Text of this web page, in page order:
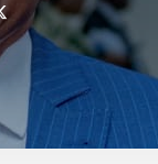
Follow
on